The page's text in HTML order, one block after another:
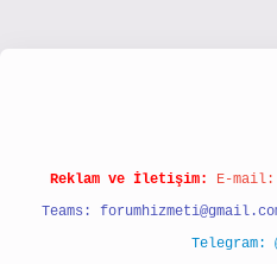
Reklam ve İletişim: E-mail:
Teams:
Telegram: